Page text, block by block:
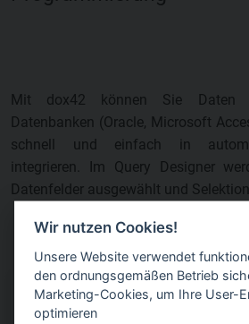
Mit dox42 können Sie Daten
Datenbanken (Oracle, Microsoft
schnell und einfach in
integrieren. Im Query Designer
Datenfelder ausgewählt und
Wir nutzen Cookies!
Unsere Website verwendet
den ordnungsgemäßen Betrieb
Marketing-Cookies, um Ihre User-
optimieren